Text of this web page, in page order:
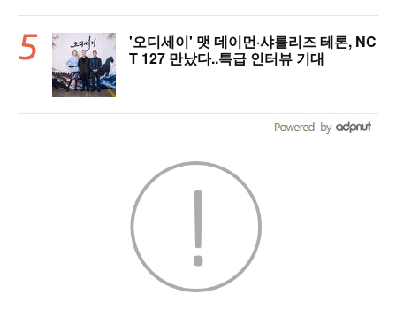
'오디세이' 맷 데이먼·샤를리즈 테론, NC
T 127 만났다..특급 인터뷰 기대